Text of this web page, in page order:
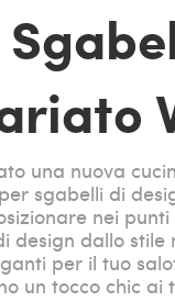
una nuova
sgabelli di
nei
design dallo
per il tuo
un tocco chic ai